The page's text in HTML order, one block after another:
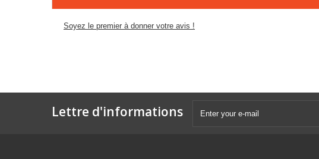
Soyez le premier à donner votre avis !
Lettre d'informations